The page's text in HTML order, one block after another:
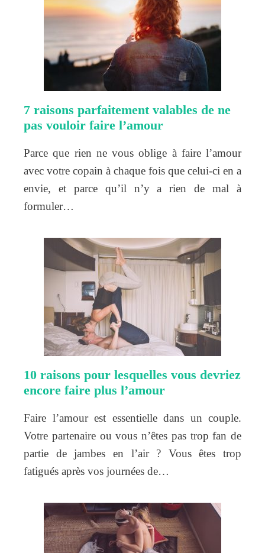
7 raisons parfaitement valables de ne
pas vouloir faire l’amour
Parce que rien ne vous oblige à faire l’amour
avec votre copain à chaque fois que celui-ci en a
envie, et parce qu’il n’y a rien de mal à
formuler…
10 raisons pour lesquelles vous devriez
encore faire plus l’amour
Faire l’amour est essentielle dans un couple.
Votre partenaire ou vous n’êtes pas trop fan de
partie de jambes en l’air ? Vous êtes trop
fatigués après vos journées de…